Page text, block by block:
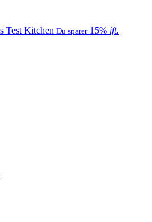
Du sparer 15% ift.